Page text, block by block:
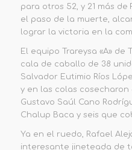
para otros 52, y 21 más
el paso de la muerte,
lograr la victoria en la
El equipo Trareysa «A»de
cala de caballo de 38
Salvador Eutimio Ríos
y en las colas cosecharon
Gustavo Saúl Cano
Chalup Baca y seis que
Ya en el ruedo, Rafael
interesante jineteada de